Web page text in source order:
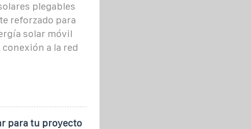
plegables
reforzado para
solar móvil
a la red
para tu proyecto